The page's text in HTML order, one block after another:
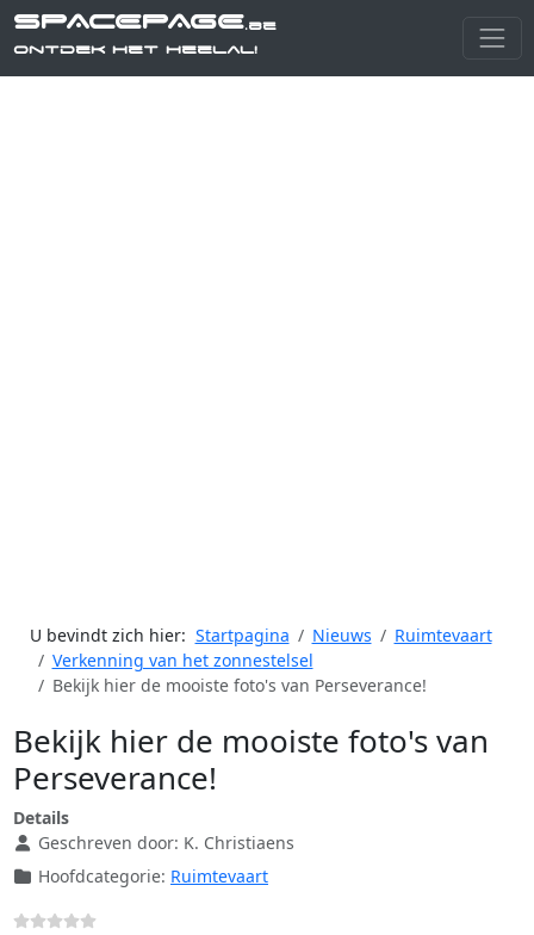
SPACEPAGE.be
Ontdek het heelal!
U bevindt zich hier: Startpagina Nieuws
Ruimtevaart
Verkenning van het zonnestelsel
Bekijk hier de mooiste foto's van Perseverance!
Bekijk hier de mooiste foto's van
Perseverance!
Details
Geschreven door: K. Christiaens
Hoofdcategorie: Ruimtevaart